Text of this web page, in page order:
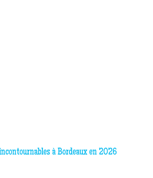
à Bordeaux en 2026